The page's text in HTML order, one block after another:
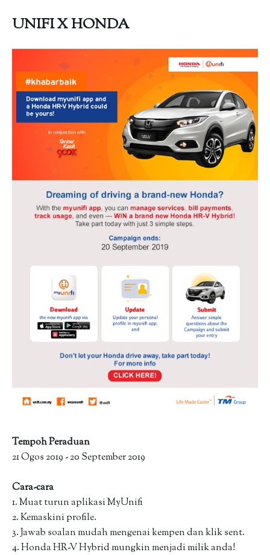
UNIFI X HONDA
Tempoh Peraduan
21 Ogos 2019 - 20 September 2019
Cara-cara
1. Muat turun aplikasi MyUnifi
2. Kemaskini profile.
3. Jawab soalan mudah mengenai kempen dan klik sent.
4. Honda HR-V Hybrid mungkin menjadi milik anda!